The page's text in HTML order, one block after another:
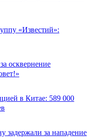
«Известий»:
осквернение
в Китае: 589 000
задержали за нападение